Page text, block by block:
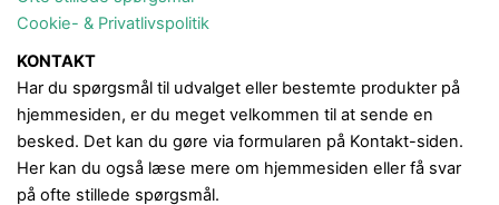
Cookie- & Privatlivspolitik
KONTAKT
Har du spørgsmål til udvalget eller bestemte produkter på
hjemmesiden, er du meget velkommen til at sende en
besked. Det kan du gøre via formularen på Kontakt-siden.
Her kan du også læse mere om hjemmesiden eller få svar
på ofte stillede spørgsmål.